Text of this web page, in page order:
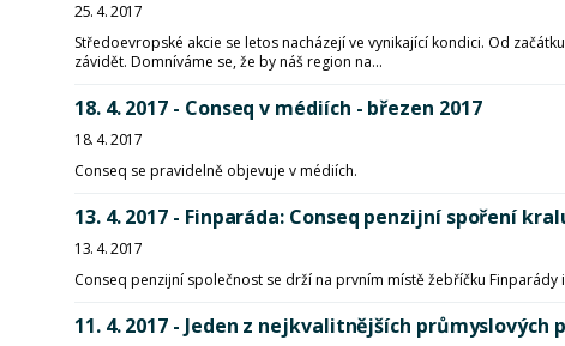
25. 4. 2017
Středoevropské akcie se letos nacházejí ve vynikající kondici. Od
závidět. Domníváme se, že by náš region na...
18. 4. 2017 - Conseq v médiích - březen 2017
18. 4. 2017
Conseq se pravidelně objevuje v médiích.
13. 4. 2017 - Finparáda: Conseq penzijní spoření
13. 4. 2017
Conseq penzijní společnost se drží na prvním místě žebříčku Finparády
11. 4. 2017 - Jeden z nejkvalitnějších